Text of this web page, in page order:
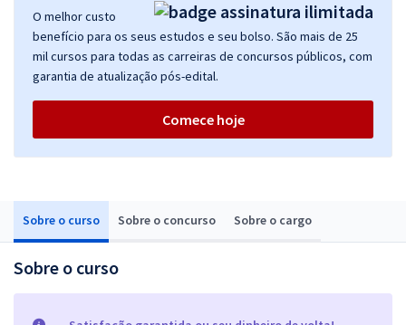
Sobre o curso Sobre o concurso Sobre o cargo
Sobre o curso
O melhor custo
benefício para os seus estudos e seu bolso. São mais de 25
mil cursos para todas as carreiras de concursos públicos, com
garantia de atualização pós-edital.
Comece hoje